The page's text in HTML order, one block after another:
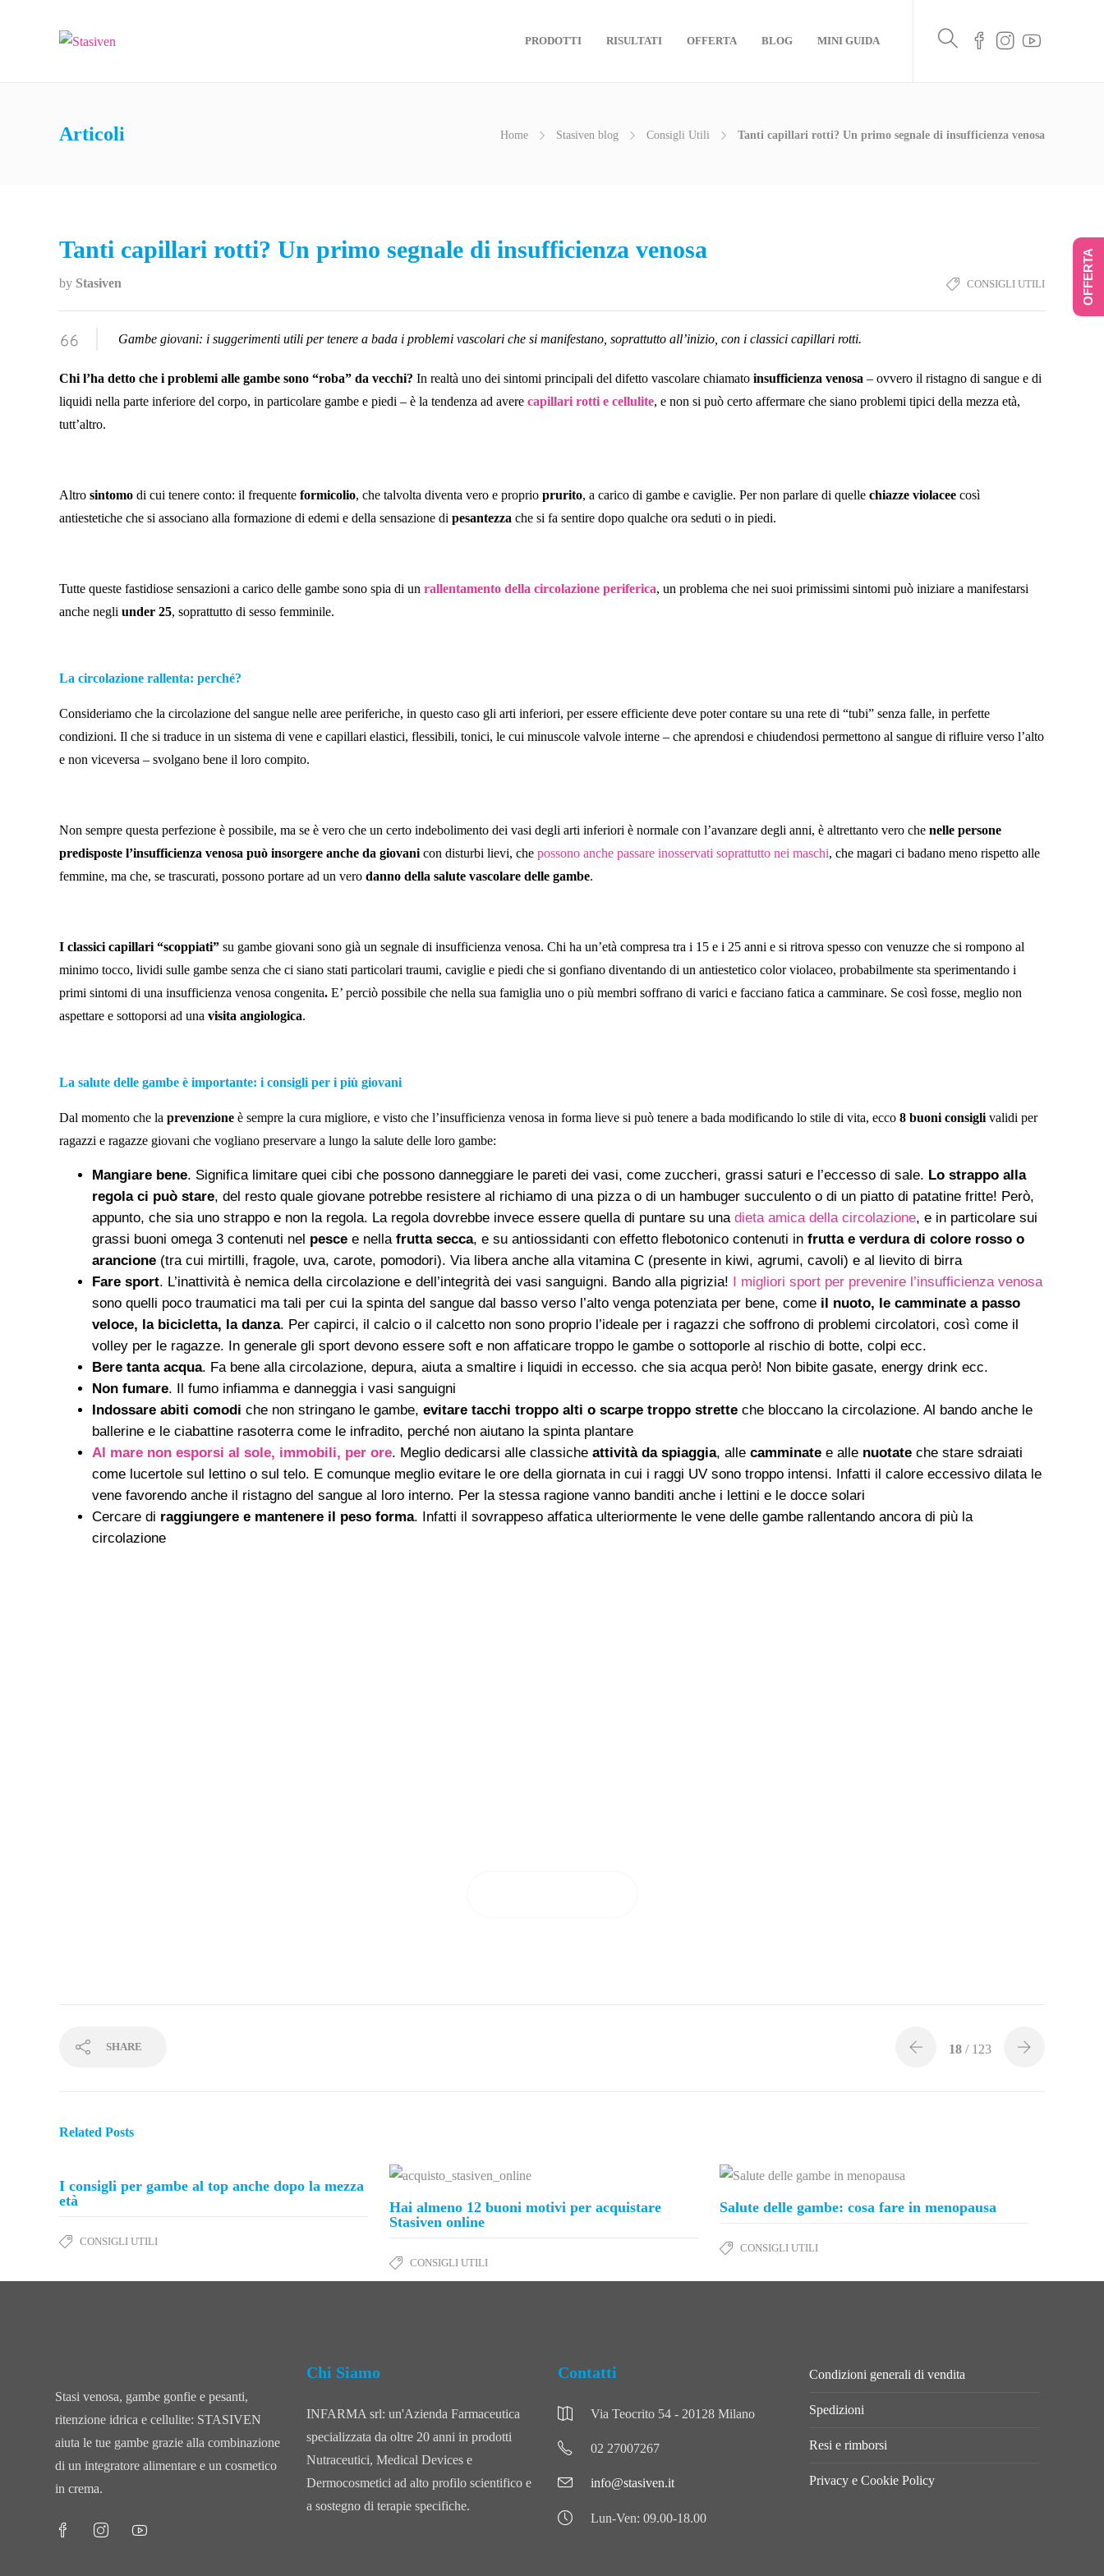
PRODOTTI RISULTATI OFFERTA BLOG MINI GUIDA
Articoli Home Stasiven blog Consigli Utili Tanti capillari rotti? Un primo segnale di insufficienza venosa
Tanti capillari rotti? Un primo segnale di insufficienza venosa
by Stasiven CONSIGLI UTILI
Gambe giovani: i suggerimenti utili per tenere a bada i problemi vascolari che si manifestano, soprattutto all’inizio, con i classici capillari rotti.
Chi l’ha detto che i problemi alle gambe sono “roba” da vecchi? In realtà uno dei sintomi principali del difetto vascolare chiamato insufficienza venosa – ovvero il ristagno di sangue e di
liquidi nella parte inferiore del corpo, in particolare gambe e piedi – è la tendenza ad avere capillari rotti e cellulite, e non si può certo affermare che siano problemi tipici della mezza età,
tutt’altro.
Altro sintomo di cui tenere conto: il frequente formicolio, che talvolta diventa vero e proprio prurito, a carico di gambe e caviglie. Per non parlare di quelle chiazze violacee così
antiestetiche che si associano alla formazione di edemi e della sensazione di pesantezza che si fa sentire dopo qualche ora seduti o in piedi.
Tutte queste fastidiose sensazioni a carico delle gambe sono spia di un rallentamento della circolazione periferica, un problema che nei suoi primissimi sintomi può iniziare a manifestarsi
anche negli under 25, soprattutto di sesso femminile.
La circolazione rallenta: perché?
Consideriamo che la circolazione del sangue nelle aree periferiche, in questo caso gli arti inferiori, per essere efficiente deve poter contare su una rete di “tubi” senza falle, in perfette
condizioni. Il che si traduce in un sistema di vene e capillari elastici, flessibili, tonici, le cui minuscole valvole interne – che aprendosi e chiudendosi permettono al sangue di rifluire verso l’alto
e non viceversa – svolgano bene il loro compito.
Non sempre questa perfezione è possibile, ma se è vero che un certo indebolimento dei vasi degli arti inferiori è normale con l’avanzare degli anni, è altrettanto vero che nelle persone
predisposte l’insufficienza venosa può insorgere anche da giovani con disturbi lievi, che possono anche passare inosservati soprattutto nei maschi, che magari ci badano meno rispetto alle
femmine, ma che, se trascurati, possono portare ad un vero danno della salute vascolare delle gambe.
I classici capillari “scoppiati” su gambe giovani sono già un segnale di insufficienza venosa. Chi ha un’età compresa tra i 15 e i 25 anni e si ritrova spesso con venuzze che si rompono al
minimo tocco, lividi sulle gambe senza che ci siano stati particolari traumi, caviglie e piedi che si gonfiano diventando di un antiestetico color violaceo, probabilmente sta sperimentando i
primi sintomi di una insufficienza venosa congenita. E’ perciò possibile che nella sua famiglia uno o più membri soffrano di varici e facciano fatica a camminare. Se così fosse, meglio non
aspettare e sottoporsi ad una visita angiologica.
La salute delle gambe è importante: i consigli per i più giovani
Dal momento che la prevenzione è sempre la cura migliore, e visto che l’insufficienza venosa in forma lieve si può tenere a bada modificando lo stile di vita, ecco 8 buoni consigli validi per
ragazzi e ragazze giovani che vogliano preservare a lungo la salute delle loro gambe:
Mangiare bene. Significa limitare quei cibi che possono danneggiare le pareti dei vasi, come zuccheri, grassi saturi e l’eccesso di sale. Lo strappo alla
regola ci può stare, del resto quale giovane potrebbe resistere al richiamo di una pizza o di un hambuger succulento o di un piatto di patatine fritte! Però,
appunto, che sia uno strappo e non la regola. La regola dovrebbe invece essere quella di puntare su una dieta amica della circolazione, e in particolare sui
grassi buoni omega 3 contenuti nel pesce e nella frutta secca, e su antiossidanti con effetto flebotonico contenuti in frutta e verdura di colore rosso o
arancione (tra cui mirtilli, fragole, uva, carote, pomodori). Via libera anche alla vitamina C (presente in kiwi, agrumi, cavoli) e al lievito di birra
Fare sport. L’inattività è nemica della circolazione e dell’integrità dei vasi sanguigni. Bando alla pigrizia! I migliori sport per prevenire l’insufficienza venosa
sono quelli poco traumatici ma tali per cui la spinta del sangue dal basso verso l’alto venga potenziata per bene, come il nuoto, le camminate a passo
veloce, la bicicletta, la danza. Per capirci, il calcio o il calcetto non sono proprio l’ideale per i ragazzi che soffrono di problemi circolatori, così come il
volley per le ragazze. In generale gli sport devono essere soft e non affaticare troppo le gambe o sottoporle al rischio di botte, colpi ecc.
Bere tanta acqua. Fa bene alla circolazione, depura, aiuta a smaltire i liquidi in eccesso. che sia acqua però! Non bibite gasate, energy drink ecc.
Non fumare. Il fumo infiamma e danneggia i vasi sanguigni
Indossare abiti comodi che non stringano le gambe, evitare tacchi troppo alti o scarpe troppo strette che bloccano la circolazione. Al bando anche le
ballerine e le ciabattine rasoterra come le infradito, perché non aiutano la spinta plantare
Al mare non esporsi al sole, immobili, per ore. Meglio dedicarsi alle classiche attività da spiaggia, alle camminate e alle nuotate che stare sdraiati
come lucertole sul lettino o sul telo. E comunque meglio evitare le ore della giornata in cui i raggi UV sono troppo intensi. Infatti il calore eccessivo dilata le
vene favorendo anche il ristagno del sangue al loro interno. Per la stessa ragione vanno banditi anche i lettini e le docce solari
Cercare di raggiungere e mantenere il peso forma. Infatti il sovrappeso affatica ulteriormente le vene delle gambe rallentando ancora di più la
circolazione
SHARE 18 / 123
Related Posts
I consigli per gambe al top anche dopo la mezza
età
CONSIGLI UTILI
Hai almeno 12 buoni motivi per acquistare
Stasiven online
CONSIGLI UTILI
Salute delle gambe: cosa fare in menopausa
CONSIGLI UTILI
Stasi venosa, gambe gonfie e pesanti,
ritenzione idrica e cellulite: STASIVEN
aiuta le tue gambe grazie alla combinazione
di un integratore alimentare e un cosmetico
in crema.
Chi Siamo
INFARMA srl: un'Azienda Farmaceutica
specializzata da oltre 20 anni in prodotti
Nutraceutici, Medical Devices e
Dermocosmetici ad alto profilo scientifico e
a sostegno di terapie specifiche.
Contatti
Via Teocrito 54 - 20128 Milano
02 27007267
info@stasiven.it
Lun-Ven: 09.00-18.00
Condizioni generali di vendita
Spedizioni
Resi e rimborsi
Privacy e Cookie Policy
OFFERTA